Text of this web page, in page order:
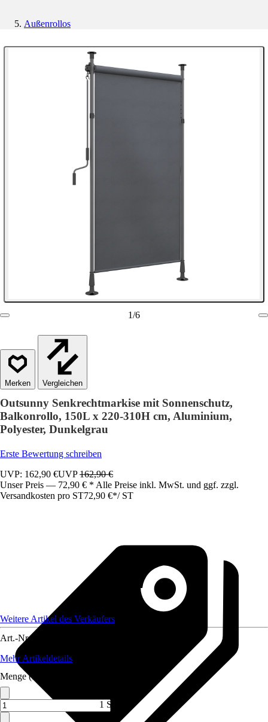
Außenrollos
1/6
Vergleichen
Outsunny Senkrechtmarkise mit Sonnenschutz,
Balkonrollo, 150L x 220-310H cm, Aluminium,
Polyester, Dunkelgrau
Erste Bewertung schreiben
UVP: 162,90 €UVP162,90 €
Unser Preis — 72,90 € * Alle Preise inkl. MwSt. und ggf. zzgl.
Versandkosten pro ST72,90 €*/ ST
Weitere Artikel des Verkäufers
Art.-Nr.
Mehr Artikeldetails
Menge (ST)
1 ST